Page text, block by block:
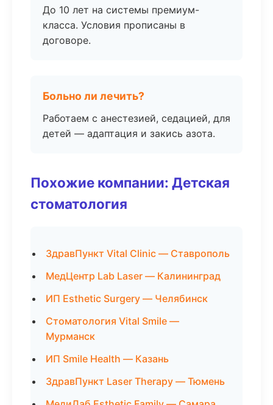
До 10 лет на системы премиум-
класса. Условия прописаны в
договоре.
Больно ли лечить?
Работаем с анестезией, седацией, для
детей — адаптация и закись азота.
Похожие компании: Детская
стоматология
ЗдравПункт Vital Clinic — Ставрополь
МедЦентр Lab Laser — Калининград
ИП Esthetic Surgery — Челябинск
Стоматология Vital Smile —
Мурманск
ИП Smile Health — Казань
ЗдравПункт Laser Therapy — Тюмень